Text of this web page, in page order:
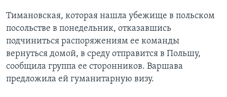
Тимановская, которая нашла убежище в польском
посольстве в понедельник, отказавшись
подчиниться распоряжениям ее команды
вернуться домой, в среду отправится в Польшу,
сообщила группа ее сторонников. Варшава
предложила ей гуманитарную визу.